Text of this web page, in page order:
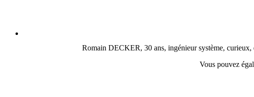
Romain DECKER, 30 ans, ingénieur système, curieux,
Vous pouvez